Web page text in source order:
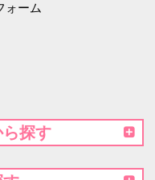
ォーム
ら探す